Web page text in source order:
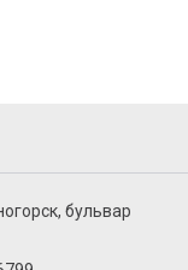
бульвар